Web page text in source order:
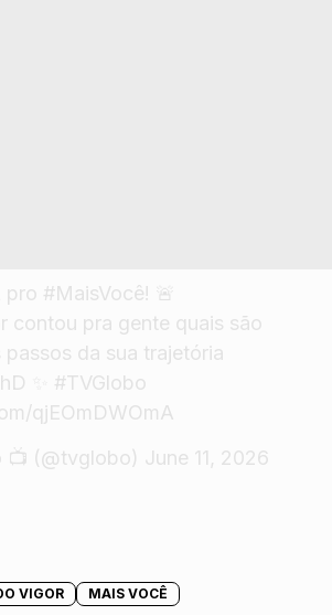
pro #MaisVocê! 🚨
contou pra gente quais são
da sua trajetória
✨ #TVGlobo
qjEOmDWOmA
(@tvglobo) June 11, 2026
VIGOR MAIS VOCÊ